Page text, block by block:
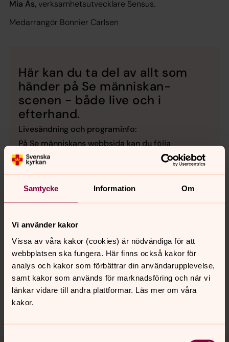
Samtycke Information Om
Vi använder kakor
Vissa av våra kakor (cookies) är nödvändiga för att
webbplatsen ska fungera. Här finns också kakor för
analys och kakor som förbättrar din användarupplevelse,
samt kakor som används för marknadsföring och när vi
länkar vidare till andra plattformar. Läs mer om våra
kakor.
Mia Ås,verksamhetsutvecklare Sensus.
Medarrangör Bonnier Carlsen
Här kan du ta del av allt som
händer på Se människan-
scenen - både live och i
efterhand.
Livesändning och programinfo:
På Se människans webbsida kan du följa
scensamtalen live och du hittar du hela
programmet och all information.
upp direkt.
Senast ändrad 23 augusti 2023
Dela